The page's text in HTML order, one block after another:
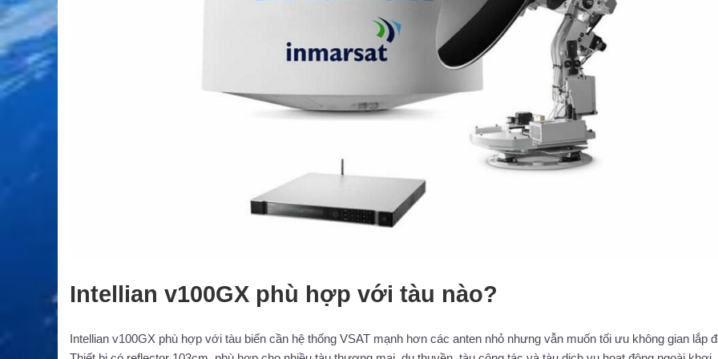
Intellian v100GX phù hợp với tàu nào?
Intellian v100GX phù hợp với tàu biển cần hệ thống VSAT mạnh hơn các anten nhỏ nhưng vẫn muốn tối ưu không gian lắp